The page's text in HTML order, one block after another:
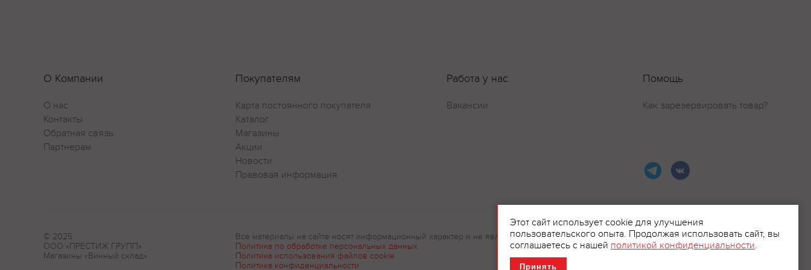
О Компании
О нас
Контакты
Обратная связь
Партнерам
Покупателям
Карта постоянного покупателя
Каталог
Магазины
Акции
Новости
Правовая информация
Работа у нас
Вакансии
Помощь
Как зарезервировать товар?
© 2025
ООО «ПРЕСТИЖ ГРУПП»
Магазины «Винный склад»
Все материалы на сайте носят информационный характер и не являются рекламой.
Политика по обработке персональных данных
Политика использования файлов cookie
Политика конфиденциальности
Этот сайт использует cookie для улучшения
пользовательского опыта. Продолжая использовать сайт, вы
соглашаетесь с нашей политикой конфиденциальности.
Принять